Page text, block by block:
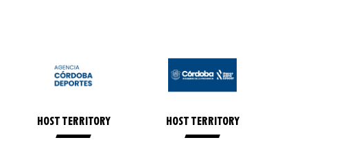
HOST TERRITORY HOST TERRITORY